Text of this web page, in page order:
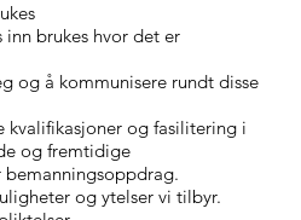
inn brukes hvor det er
og å kommunisere rundt disse
kvalifikasjoner og fasilitering i
og fremtidige
og ytelser vi tilbyr.